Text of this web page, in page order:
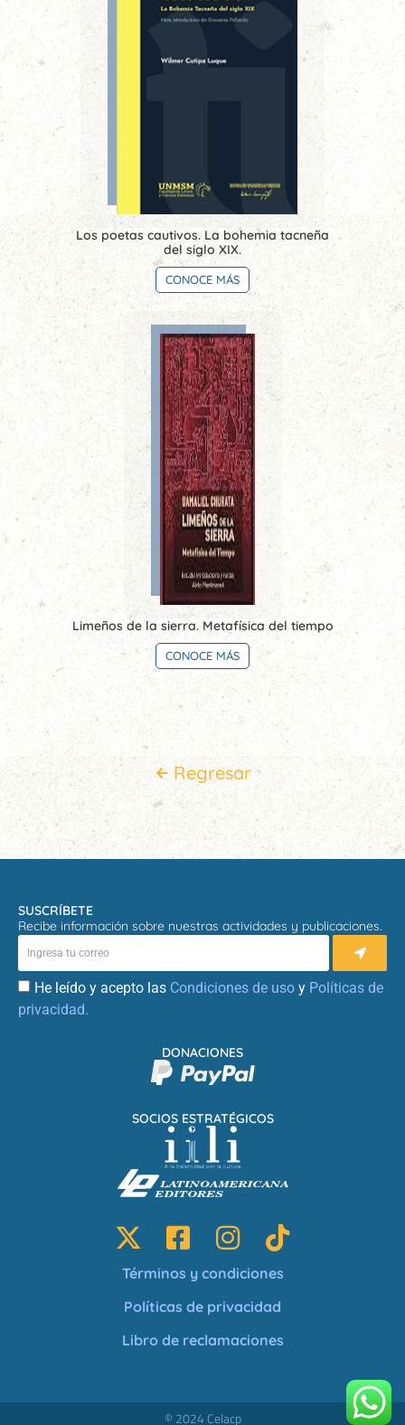
Los poetas cautivos. La bohemia tacneña
del siglo XIX.
CONOCE MÁS
Limeños de la sierra. Metafísica del tiempo
CONOCE MÁS
Regresar
SUSCRÍBETE
Recibe información sobre nuestras actividades y publicaciones.
He leído y acepto las Condiciones de uso y Políticas de
privacidad.
SOCIOS ESTRATÉGICOS
DONACIONES
Términos y condiciones
Políticas de privacidad
Libro de reclamaciones
© 2024 Celacp